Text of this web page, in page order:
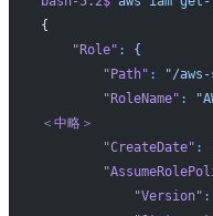
{
    "Role"
:
{
        "Path"
:
"/aws-
        "RoleName"
:
＜中略＞
        "CreateDate"
:
            "Version"
: